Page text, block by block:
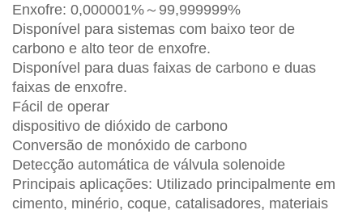
Enxofre: 0,000001%～99,999999%
Disponível para sistemas com baixo teor de
carbono e alto teor de enxofre.
Disponível para duas faixas de carbono e duas
faixas de enxofre.
Fácil de operar
dispositivo de dióxido de carbono
Conversão de monóxido de carbono
Detecção automática de válvula solenoide
Principais aplicações: Utilizado principalmente em
cimento, minério, coque, catalisadores, materiais